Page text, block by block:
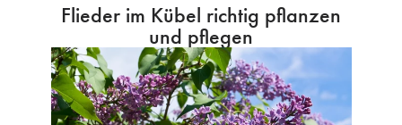
Flieder im Kübel richtig pflanzen
und pflegen